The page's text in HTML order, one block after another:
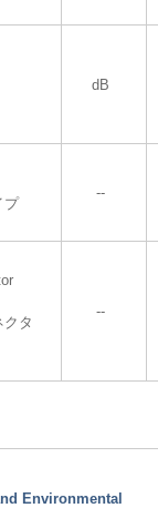
dB
プ
--
クタ
--
Environmental